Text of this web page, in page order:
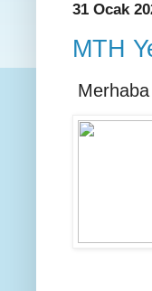
31 Ocak
MTH